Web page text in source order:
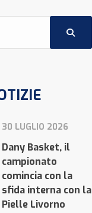
30 LUGLIO 2026
Dany Basket, il
campionato
comincia con la
sfida interna con la
Pielle Livorno